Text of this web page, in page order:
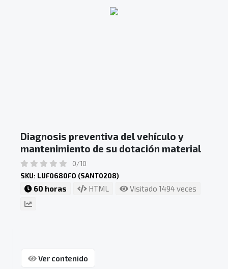
Diagnosis preventiva del vehículo y
mantenimiento de su dotación material
0/10
SKU: LUF0680FO (SANT0208)
60 horas HTML Visitado 1494 veces
Ver contenido